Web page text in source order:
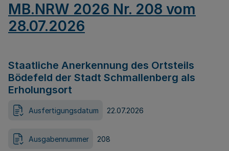
MB.NRW 2026 Nr. 208 vom
28.07.2026
Staatliche Anerkennung des Ortsteils
Bödefeld der Stadt Schmallenberg als
Erholungsort
Ausfertigungsdatum 22.07.2026
Ausgabennummer 208